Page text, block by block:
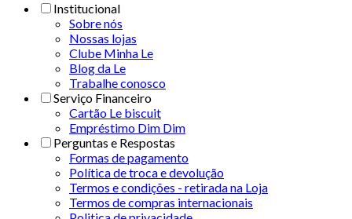
Institucional
Sobre nós
Nossas lojas
Clube Minha Le
Blog da Le
Trabalhe conosco
Serviço Financeiro
Cartão Le biscuit
Empréstimo Dim Dim
Perguntas e Respostas
Formas de pagamento
Política de troca e devolução
Termos e condições - retirada na Loja
Termos de compras internacionais